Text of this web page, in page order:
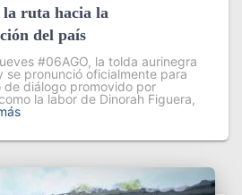
la ruta hacia la
del país
#06AGO, la tolda aurinegra
se pronunció oficialmente para
de diálogo promovido por
la labor de Dinorah Figuera,